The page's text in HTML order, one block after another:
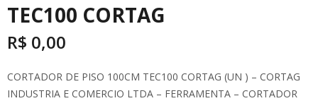
TEC100 CORTAG
R$ 0,00
CORTADOR DE PISO 100CM TEC100 CORTAG (UN ) – CORTAG
INDUSTRIA E COMERCIO LTDA – FERRAMENTA – CORTADOR